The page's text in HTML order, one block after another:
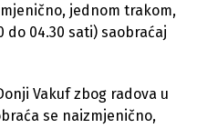
jednom trakom,
do 04.30 sati) saobraćaj
Vakuf zbog radova u
se naizmjenično,